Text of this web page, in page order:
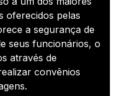
oferecidos pelas
a segurança de
seus funcionários, o
através de
convênios